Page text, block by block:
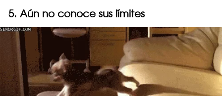
5. Aún no conoce sus límites